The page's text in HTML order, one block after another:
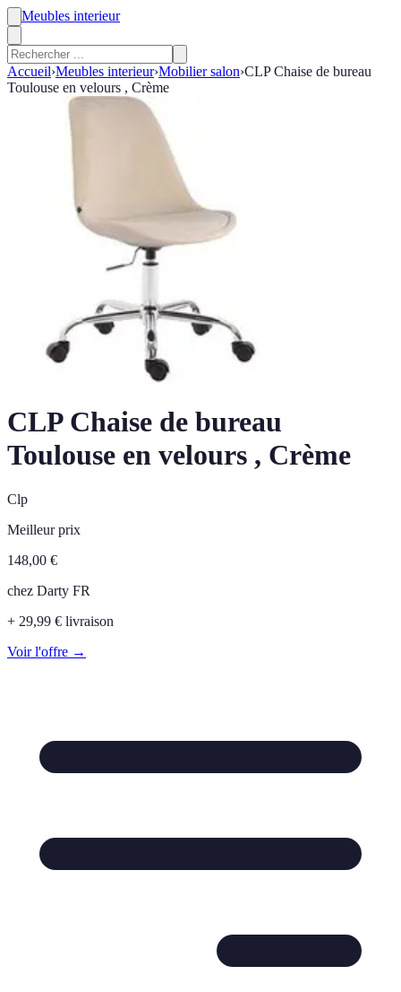
Meubles interieur
Accueil›Meubles interieur›Mobilier salon›CLP Chaise de bureau
Toulouse en velours , Crème
CLP Chaise de bureau
Toulouse en velours , Crème
Clp
Meilleur prix
148,00 €
chez Darty FR
+ 29,99 € livraison
Voir l'offre →